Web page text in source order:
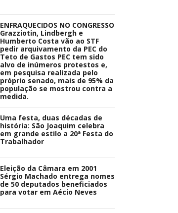
ENFRAQUECIDOS NO CONGRESSO
Grazziotin, Lindbergh e
Humberto Costa vão ao STF
pedir arquivamento da PEC do
Teto de Gastos PEC tem sido
alvo de inúmeros protestos e,
em pesquisa realizada pelo
próprio senado, mais de 95% da
população se mostrou contra a
medida.
Uma festa, duas décadas de
história: São Joaquim celebra
em grande estilo a 20ª Festa do
Trabalhador
Eleição da Câmara em 2001
Sérgio Machado entrega nomes
de 50 deputados beneficiados
para votar em Aécio Neves